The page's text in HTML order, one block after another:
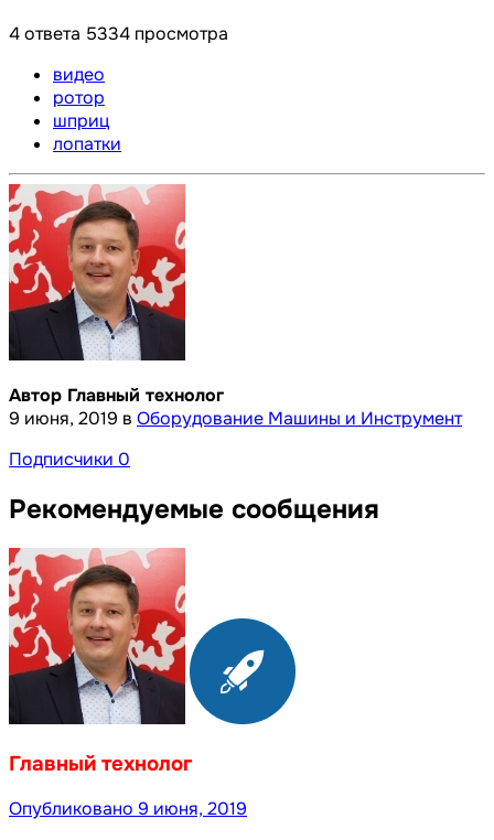
4ответа 5334 просмотра
видео
ротор
шприц
лопатки
Автор Главный технолог
9 июня, 2019 в Оборудование Машины и Инструмент
Подписчики 0
Рекомендуемые сообщения
Главный технолог
Опубликовано 9 июня, 2019